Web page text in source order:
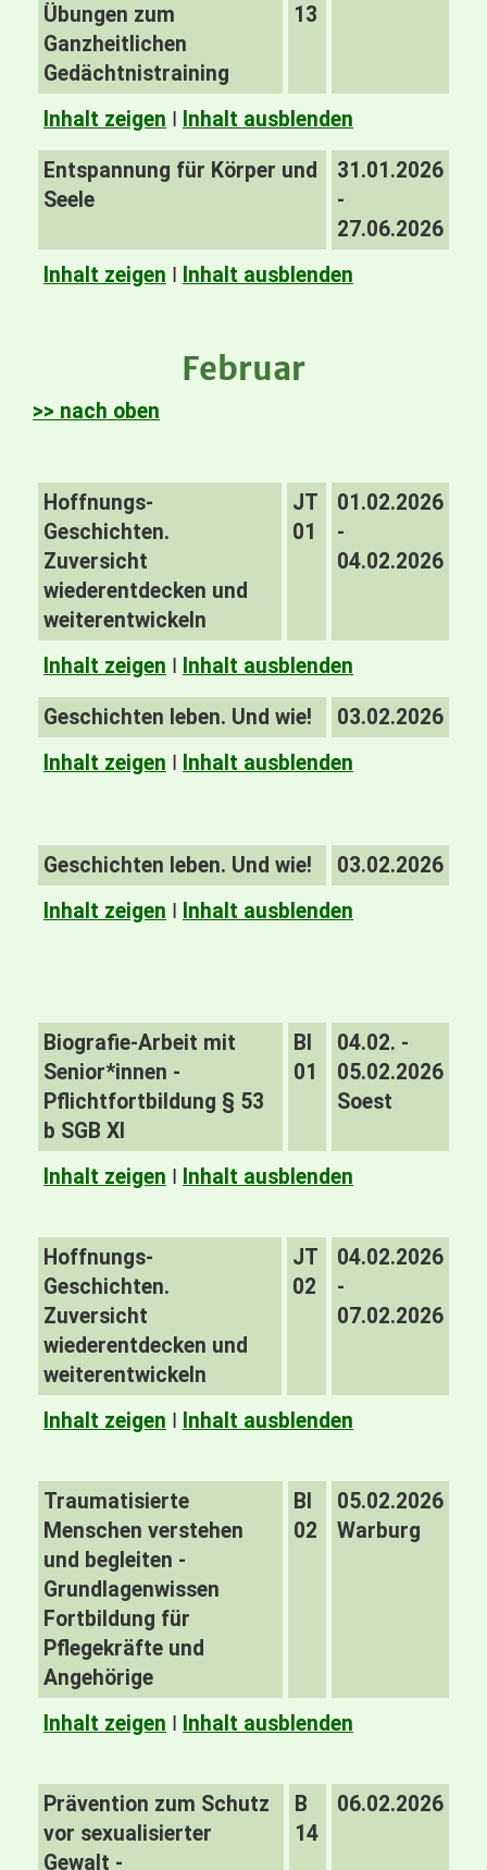
Übungen zum
Ganzheitlichen
Gedächtnistraining
13
Inhalt zeigen I Inhalt ausblenden
Entspannung für Körper und
Seele
31.01.2026
-
27.06.2026
Inhalt zeigen I Inhalt ausblenden
Februar
>> nach oben
Hoffnungs-
Geschichten.
Zuversicht
wiederentdecken und
weiterentwickeln
JT
01
01.02.2026
-
04.02.2026
Inhalt zeigen I Inhalt ausblenden
Geschichten leben. Und wie!
03.02.2026
Inhalt zeigen I Inhalt ausblenden
Geschichten leben. Und wie!
03.02.2026
Inhalt zeigen I Inhalt ausblenden
Biografie-Arbeit mit
Senior*innen -
Pflichtfortbildung § 53
b SGB XI
BI
01
04.02. -
05.02.2026
Soest
Inhalt zeigen I Inhalt ausblenden
Hoffnungs-
Geschichten.
Zuversicht
wiederentdecken und
weiterentwickeln
JT
02
04.02.2026
-
07.02.2026
Inhalt zeigen I Inhalt ausblenden
Traumatisierte
Menschen verstehen
und begleiten -
Grundlagenwissen
Fortbildung für
Pflegekräfte und
Angehörige
BI
02
05.02.2026
Warburg
Inhalt zeigen I Inhalt ausblenden
Prävention zum Schutz
vor sexualisierter
Gewalt -
B
14
06.02.2026